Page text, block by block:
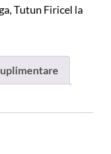
,Tutun Firicel la